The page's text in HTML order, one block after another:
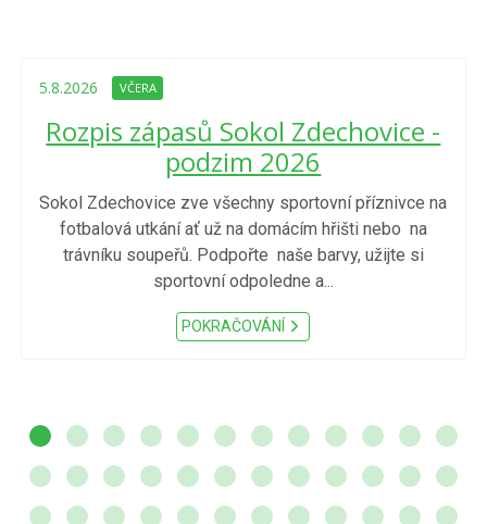
5.8.2026 VČERA
Rozpis zápasů Sokol Zdechovice -
podzim 2026
Sokol Zdechovice zve všechny sportovní příznivce na
fotbalová utkání ať už na domácím hřišti nebo na
trávníku soupeřů. Podpořte naše barvy, užijte si
sportovní odpoledne a...
POKRAČOVÁNÍ